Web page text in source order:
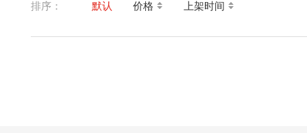
排序： 默认 价格 上架时间